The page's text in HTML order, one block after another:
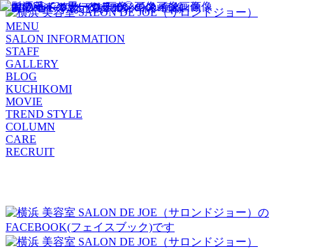
MENU
SALON INFORMATION
STAFF
GALLERY
BLOG
KUCHIKOMI
MOVIE
TREND STYLE
COLUMN
CARE
RECRUIT